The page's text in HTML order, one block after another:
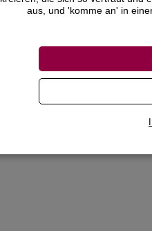
2. Audio-CD
aus, und 'komme an' in